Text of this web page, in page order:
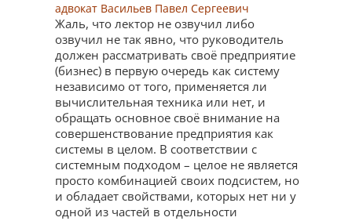
адвокат Васильев Павел Сергеевич
Жаль, что лектор не озвучил либо
озвучил не так явно, что руководитель
должен рассматривать своё предприятие
(бизнес) в первую очередь как систему
независимо от того, применяется ли
вычислительная техника или нет, и
обращать основное своё внимание на
совершенствование предприятия как
системы в целом. В соответствии с
системным подходом – целое не является
просто комбинацией своих подсистем, но
и обладает свойствами, которых нет ни у
одной из частей в отдельности